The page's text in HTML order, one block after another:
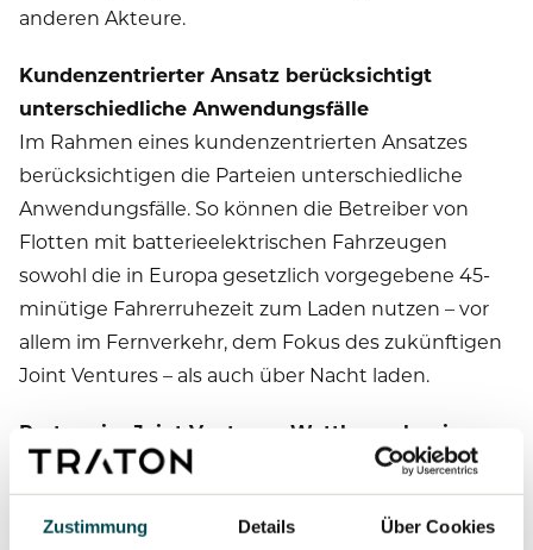
Zustimmung Details Über Cookies
anderen Akteure.
Kundenzentrierter Ansatz berücksichtigt
unterschiedliche Anwendungsfälle
Im Rahmen eines kundenzentrierten Ansatzes
berücksichtigen die Parteien unterschiedliche
Anwendungsfälle. So können die Betreiber von
Flotten mit batterieelektrischen Fahrzeugen
sowohl die in Europa gesetzlich vorgegebene 45-
minütige Fahrerruhezeit zum Laden nutzen – vor
allem im Fernverkehr, dem Fokus des zukünftigen
Joint Ventures – als auch über Nacht laden.
Partner im Joint Venture
Wettbewerber in
allen anderen Bereichen
TRATON GROUP, Daimler Truck und die Volvo
Group werden zu gleichen Teilen an dem